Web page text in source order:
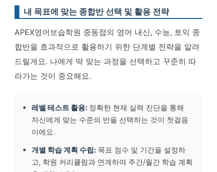
내 목표에 맞는 종합반 선택 및 활용 전략
APEX영어보습학원 중동점의 영어 내신, 수능, 토익 종
합반을 효과적으로 활용하기 위한 단계별 전략을 알려
드릴게요. 나에게 딱 맞는 과정을 선택하고 꾸준히 따
라가는 것이 중요해요.
레벨 테스트 활용: 정확한 현재 실력 진단을 통해
자신에게 맞는 수준의 반을 선택하는 것이 첫걸음
이에요.
개별 학습 계획 수립: 목표 점수 및 기간을 설정하
고, 학원 커리큘럼과 연계하여 주간/월간 학습 계획